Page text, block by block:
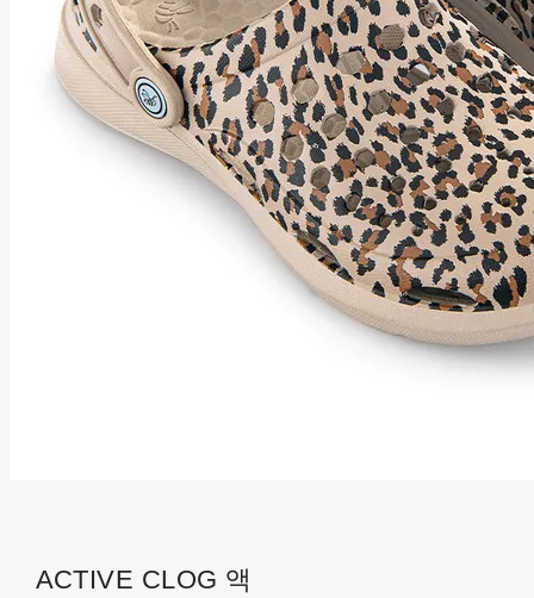
ACTIVE CLOG 액